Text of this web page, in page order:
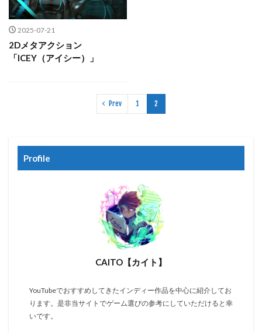
2025-07-21
2Dメタアクション
「ICEY（アイシー）」
Prev 1 2
Profile
CAITO【カイト】
YouTubeでおすすめしてきたインディー作品を中心に紹介してお
ります。是非当サイトでゲーム選びの参考にしていただけると幸
いです。